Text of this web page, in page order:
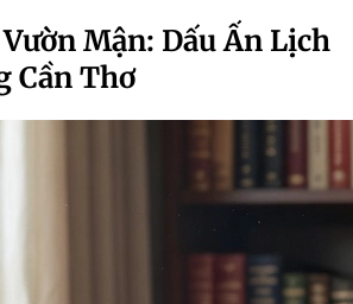
Mận: Dấu Ấn Lịch
Cần Thơ